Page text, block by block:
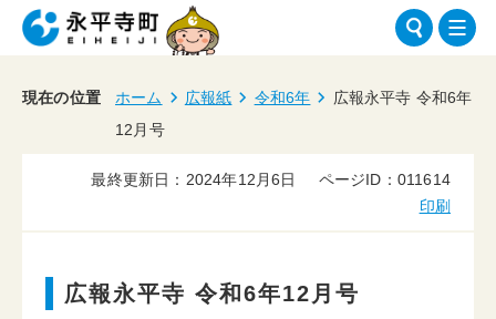
現在の位置 ホーム 広報紙 令和6年
広報永平寺 令和6年
12月号
最終更新日：2024年12月6日
ページID：011614
印刷
広報永平寺 令和6年12月号